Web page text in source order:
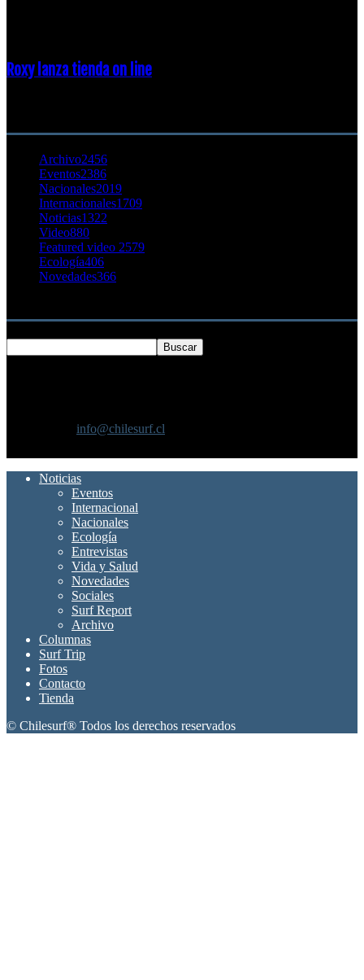
Roxy lanza tienda on line
Archivo2456
Eventos2386
Nacionales2019
Internacionales1709
Noticias1322
Video880
Featured video 2579
Ecología406
Novedades366
info@chilesurf.cl
Noticias
Eventos
Internacional
Nacionales
Ecología
Entrevistas
Vida y Salud
Novedades
Sociales
Surf Report
Archivo
Columnas
Surf Trip
Fotos
Contacto
Tienda
© Chilesurf® Todos los derechos reservados